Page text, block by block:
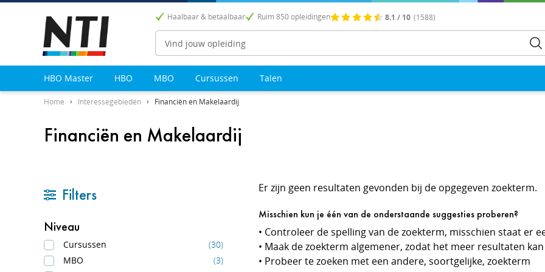
Haalbaar & betaalbaar Ruim 850 opleidingen 8.1 / 10 (1588)
Zoeken
HBO Master HBO MBO Cursussen Talen
Home Interessegebieden Financiën en Makelaardij
Financiën en Makelaardij
Filters
Niveau
Cursussen
(30)
MBO
(3)
Er zijn geen resultaten gevonden bij de opgegeven zoekterm.
Misschien kun je één van de onderstaande suggesties proberen?
• Controleer de spelling van de zoekterm, misschien staat er
• Maak de zoekterm algemener, zodat het meer resultaten
• Probeer te zoeken met een andere, soortgelijke, zoekterm